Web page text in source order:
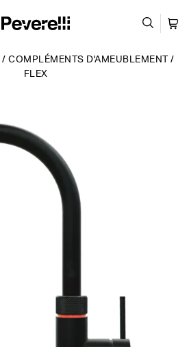
/ COMPLÉMENTS D'AMEUBLEMENT
/
FLEX